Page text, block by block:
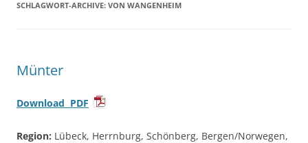
SCHLAGWORT-ARCHIVE: VON WANGENHEIM
Münter
Download PDF
Region: Lübeck, Herrnburg, Schönberg, Bergen/Norwegen,